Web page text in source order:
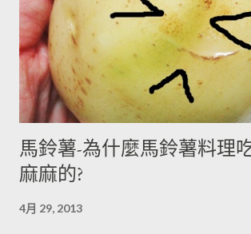
馬鈴薯-為什麼馬鈴薯料理
麻麻的?
4月 29, 2013